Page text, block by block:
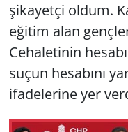
şikayetçi oldum.
eğitim alan
Cehaletinin
suçun hesabını
ifadelerine yer